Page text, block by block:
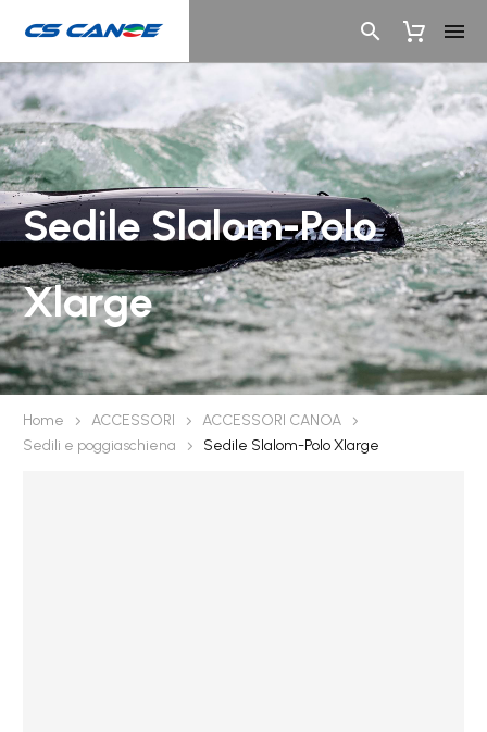
Sedile Slalom-Polo
Xlarge
Home ACCESSORI
ACCESSORI CANOA
Sedili e poggiaschiena
Sedile Slalom-Polo Xlarge